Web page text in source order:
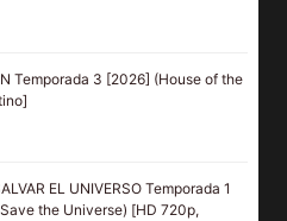
Temporada 3 [2026] (House of the
EL UNIVERSO Temporada 1
the Universe) [HD 720p,